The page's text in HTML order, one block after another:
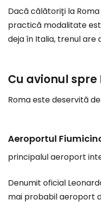
Dacă călătoriți la
practică modalitate
deja în Italia, trenul are
Cu avionul spre
Roma este deservită
Aeroportul
principalul aeroport
Denumit oficial
mai probabil aeroport